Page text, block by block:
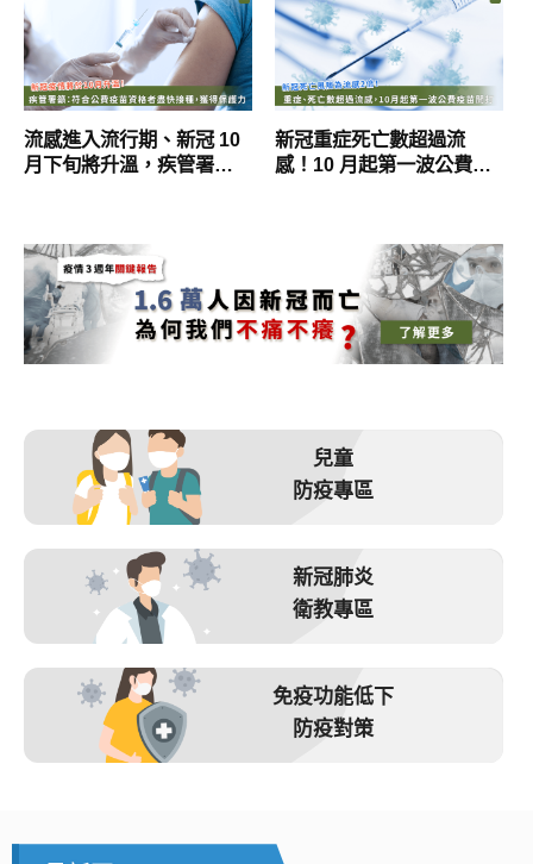
流感進入流行期、新冠 10
月下旬將升溫，疾管署
新冠重症死亡數超過流
感！10 月起第一波公費疫
兒童
防疫專區
新冠肺炎
衛教專區
免疫功能低下
防疫對策